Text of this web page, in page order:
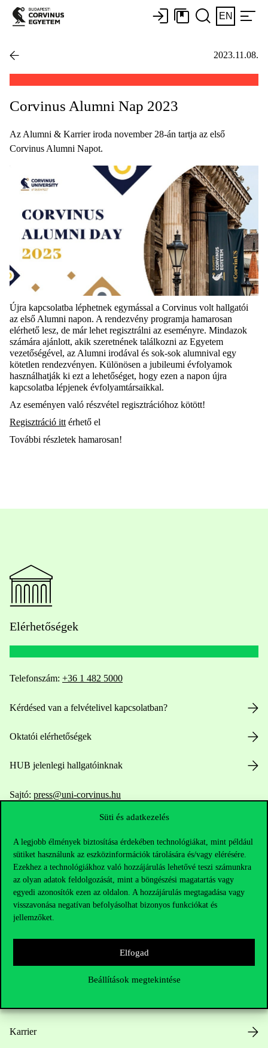
Süti és adatkezelés
A legjobb élmények biztosítása érdekében technológiákat, mint például
sütiket használunk az eszközinformációk tárolására és/vagy elérésére.
Ezekhez a technológiákhoz való hozzájárulás lehetővé teszi számunkra
az olyan adatok feldolgozását, mint a böngészési magatartás vagy
egyedi azonosítók ezen az oldalon. A hozzájárulás megtagadása vagy
visszavonása negatívan befolyásolhat bizonyos funkciókat és
jellemzőket.
Elfogad
Beállítások megtekintése
EN
2023.11.08.
Corvinus Alumni Nap 2023
Az Alumni & Karrier iroda november 28-án tartja az első
Corvinus Alumni Napot.
Újra kapcsolatba léphetnek egymással a Corvinus volt hallgatói
az első Alumni napon. A rendezvény programja hamarosan
elérhető lesz, de már lehet regisztrálni az eseményre. Mindazok
számára ajánlott, akik szeretnének találkozni az Egyetem
vezetőségével, az Alumni irodával és sok-sok alumnival egy
kötetlen rendezvényen. Különösen a jubileumi évfolyamok
használhatják ki ezt a lehetőséget, hogy ezen a napon újra
kapcsolatba lépjenek évfolyamtársaikkal.
Az eseményen való részvétel regisztrációhoz kötött!
Regisztráció itt érhető el
További részletek hamarosan!
Elérhetőségek
Telefonszám: +36 1 482 5000
Kérdésed van a felvételivel kapcsolatban?
Oktatói elérhetőségek
HUB jelenlegi hallgatóinknak
Sajtó: press@uni-corvinus.hu
Hasznos linkek
Karrier